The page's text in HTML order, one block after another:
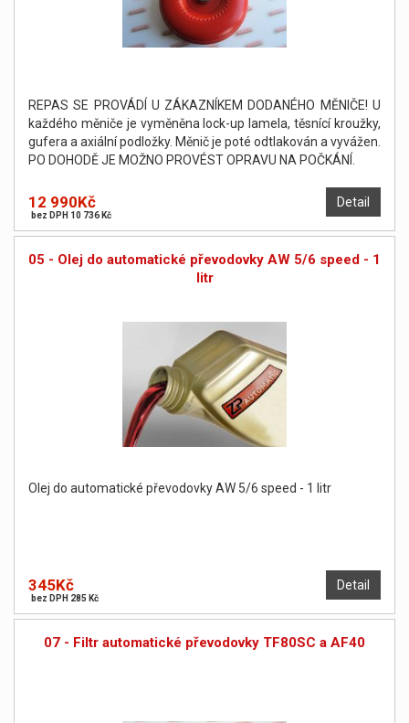
REPAS SE PROVÁDÍ U ZÁKAZNÍKEM DODANÉHO MĚNIČE! U
každého měniče je vyměněna lock-up lamela, těsnící kroužky,
gufera a axiální podložky. Měnič je poté odtlakován a vyvážen.
PO DOHODĚ JE MOŽNO PROVÉST OPRAVU NA POČKÁNÍ.
Detail
12 990Kč
bez DPH 10 736 Kč
05 - Olej do automatické převodovky AW 5/6 speed - 1
litr
Olej do automatické převodovky AW 5/6 speed - 1 litr
Detail
345Kč
bez DPH 285 Kč
07 - Filtr automatické převodovky TF80SC a AF40